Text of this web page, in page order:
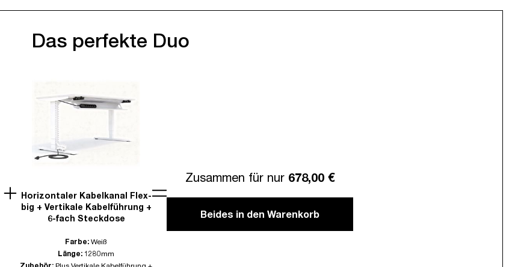
Das perfekte Duo
Horizontaler Kabelkanal Flex-
big + Vertikale Kabelführung +
6-fach Steckdose
Farbe: Weiß
Länge: 1280mm
Zusammen für nur 678,00 €
Beides in den Warenkorb